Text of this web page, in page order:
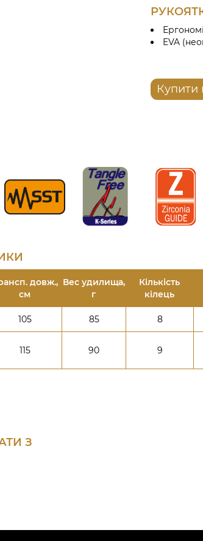
EVA
Купити
довж.,
см
Вес удилища,
г
Кількість
кілець
105 85 8
115 90 9
З